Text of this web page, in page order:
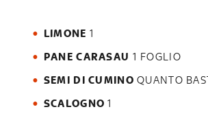
LIMONE 1
PANE CARASAU 1 FOGLIO
SEMI DI CUMINO QUANTO
SCALOGNO 1